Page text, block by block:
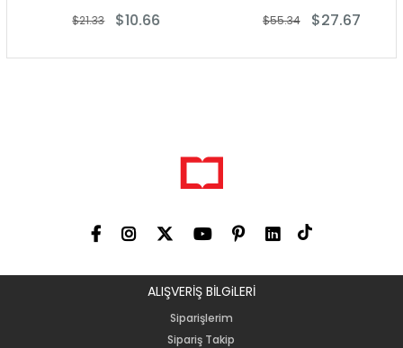
$10.66 $27.67
ALIŞVERİŞ BİLGiLERİ
Siparişlerim
Sipariş Takip